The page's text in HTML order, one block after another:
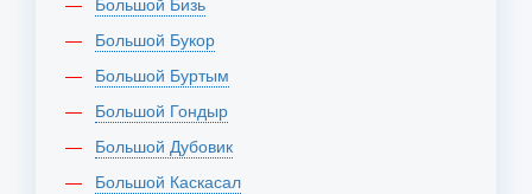
Большой Букор
Большой Буртым
Большой Гондыр
Большой Дубовик
Большой Каскасал